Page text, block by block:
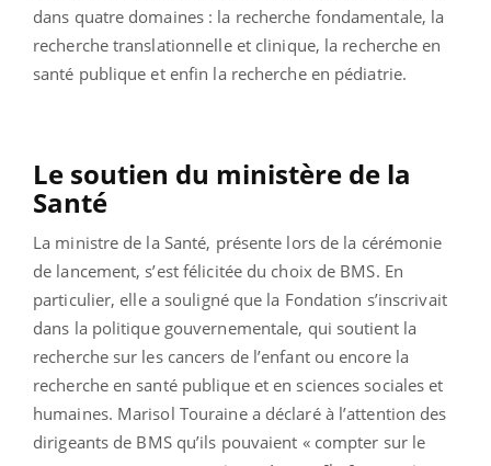
dans quatre domaines : la recherche fondamentale, la
recherche translationnelle et clinique, la recherche en
santé publique et enfin la recherche en pédiatrie.
Le soutien du ministère de la
Santé
La ministre de la Santé, présente lors de la cérémonie
de lancement, s’est félicitée du choix de BMS. En
particulier, elle a souligné que la Fondation s’inscrivait
dans la politique gouvernementale, qui soutient la
recherche sur les cancers de l’enfant ou encore la
recherche en santé publique et en sciences sociales et
humaines. Marisol Touraine a déclaré à l’attention des
dirigeants de BMS qu’ils pouvaient « compter sur le